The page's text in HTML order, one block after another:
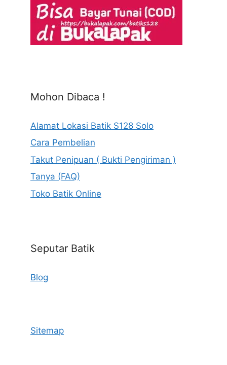
Mohon Dibaca !
Alamat Lokasi Batik S128 Solo
Cara Pembelian
Takut Penipuan ( Bukti Pengiriman )
Tanya (FAQ)
Toko Batik Online
Seputar Batik
Blog
Sitemap